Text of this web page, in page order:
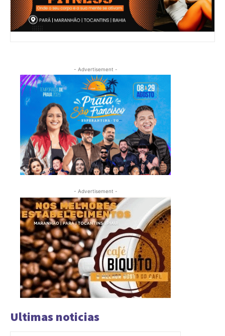
- Advertisement -
- Advertisement -
Ultimas noticias